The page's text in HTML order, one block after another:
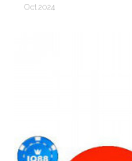
Oct 2024